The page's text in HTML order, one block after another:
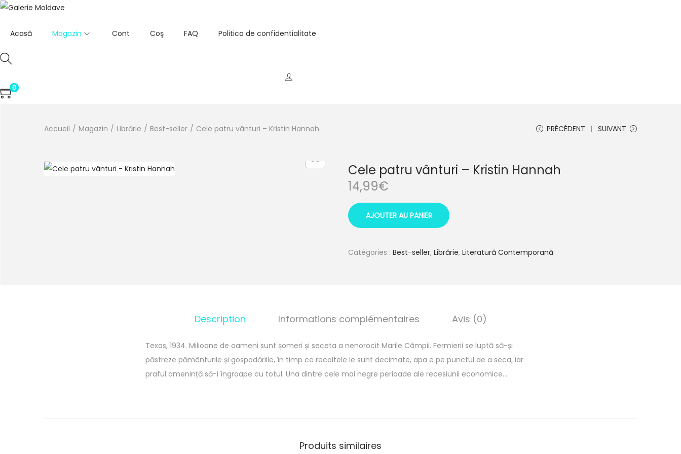
Acasă Magazin Cont Coş FAQ Politica de confidentialitate
0
Accueil / Magazin / Librărie / Best-seller / Cele patru vânturi – Kristin Hannah PRÉCÉDENT SUIVANT
Cele patru vânturi – Kristin Hannah
14,99€
AJOUTER AU PANIER
Catégories : Best-seller, Librărie, Literatură Contemporană
Description Informations complémentaires Avis (0)
Texas, 1934. Milioane de oameni sunt șomeri și seceta a nenorocit Marile Câmpii. Fermierii se luptă să-și
păstreze pământurile și gospodăriile, în timp ce recoltele le sunt decimate, apa e pe punctul de a seca, iar
praful amenință să-i îngroape cu totul. Una dintre cele mai negre perioade ale recesiunii economice…
Produits similaires